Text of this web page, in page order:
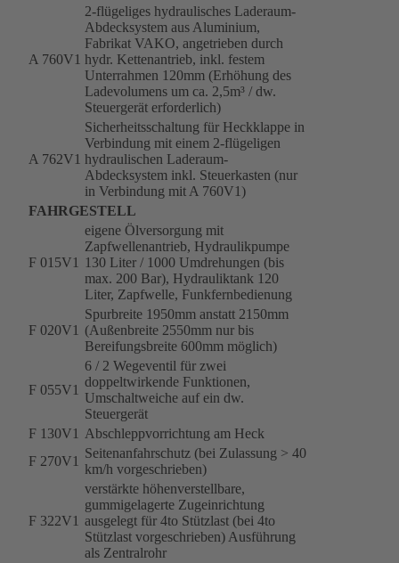
A 760V1
2-flügeliges hydraulisches Laderaum-
Abdecksystem aus Aluminium,
Fabrikat VAKO, angetrieben durch
hydr. Kettenantrieb, inkl. festem
Unterrahmen 120mm (Erhöhung des
Ladevolumens um ca. 2,5m³ / dw.
Steuergerät erforderlich)
A 762V1
Sicherheitsschaltung für Heckklappe in
Verbindung mit einem 2-flügeligen
hydraulischen Laderaum-
Abdecksystem inkl. Steuerkasten (nur
in Verbindung mit A 760V1)
FAHRGESTELL
F 015V1
eigene Ölversorgung mit
Zapfwellenantrieb, Hydraulikpumpe
130 Liter / 1000 Umdrehungen (bis
max. 200 Bar), Hydrauliktank 120
Liter, Zapfwelle, Funkfernbedienung
F 020V1
Spurbreite 1950mm anstatt 2150mm
(Außenbreite 2550mm nur bis
Bereifungsbreite 600mm möglich)
F 055V1
6 / 2 Wegeventil für zwei
doppeltwirkende Funktionen,
Umschaltweiche auf ein dw.
Steuergerät
F 130V1 Abschleppvorrichtung am Heck
F 270V1
Seitenanfahrschutz (bei Zulassung > 40
km/h vorgeschrieben)
F 322V1
verstärkte höhenverstellbare,
gummigelagerte Zugeinrichtung
ausgelegt für 4to Stützlast (bei 4to
Stützlast vorgeschrieben) Ausführung
als Zentralrohr